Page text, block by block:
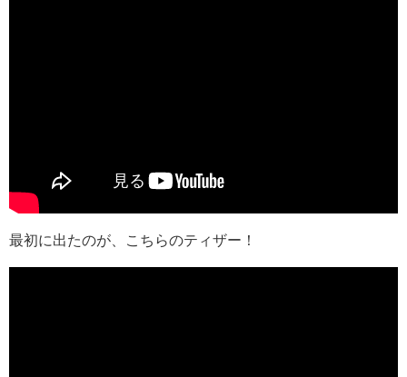
最初に出たのが、こちらのティザー！